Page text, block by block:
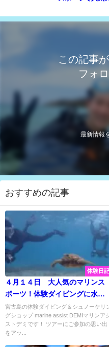
この記事
フォ
最新情報
おすすめの記事
体験日記
４月１４日 大人気のマリンス
ポーツ！体験ダイビングに水中
スクーターで最高の思い出作り
♫
宮古島の体験ダイビング＆シュノーケリ
グショップ marine assist DEMIマリンア
ストデミです！ ツアーにご参加の思い出
をアッ...